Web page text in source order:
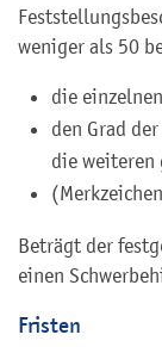
weniger als 50
die
den Grad
die weiteren
Beträgt der
einen
Fristen